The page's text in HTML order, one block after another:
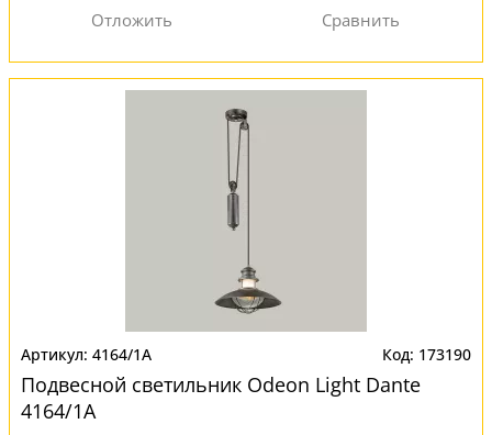
4164/1A 173190
Подвесной светильник Odeon Light Dante
4164/1A